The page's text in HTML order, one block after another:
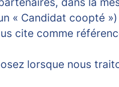
« Candidat coopté »)
cite comme
lorsque nous